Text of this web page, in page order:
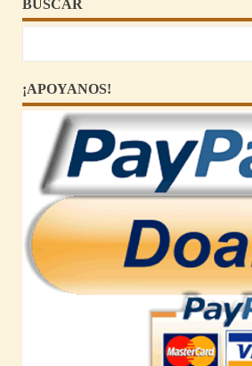
BUSCAR
¡APOYANOS!